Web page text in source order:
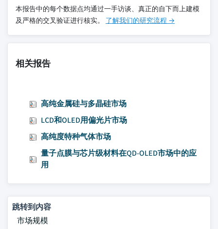
本报告中的每个数据点均通过一手访谈、真正的自下而上建模
及严格的交叉验证进行核实。 了解我们的研究流程 →
相关报告
高纯金属硅与多晶硅市场
LCD和OLED用偏光片市场
高纯度特种气体市场
量子点膜与芯片级材料在QD-OLED市场中的应
用
跳转到内容
市场规模